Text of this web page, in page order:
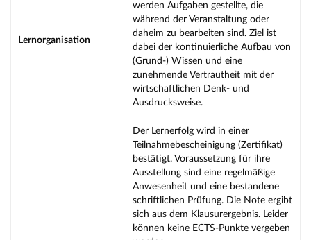
Lernorganisation
werden Aufgaben gestellte, die
während der Veranstaltung oder
daheim zu bearbeiten sind. Ziel ist
dabei der kontinuierliche Aufbau von
(Grund-) Wissen und eine
zunehmende Vertrautheit mit der
wirtschaftlichen Denk- und
Ausdrucksweise.
Der Lernerfolg wird in einer
Teilnahmebescheinigung (Zertifikat)
bestätigt. Voraussetzung für ihre
Ausstellung sind eine regelmäßige
Anwesenheit und eine bestandene
schriftlichen Prüfung. Die Note ergibt
sich aus dem Klausurergebnis. Leider
können keine ECTS-Punkte vergeben